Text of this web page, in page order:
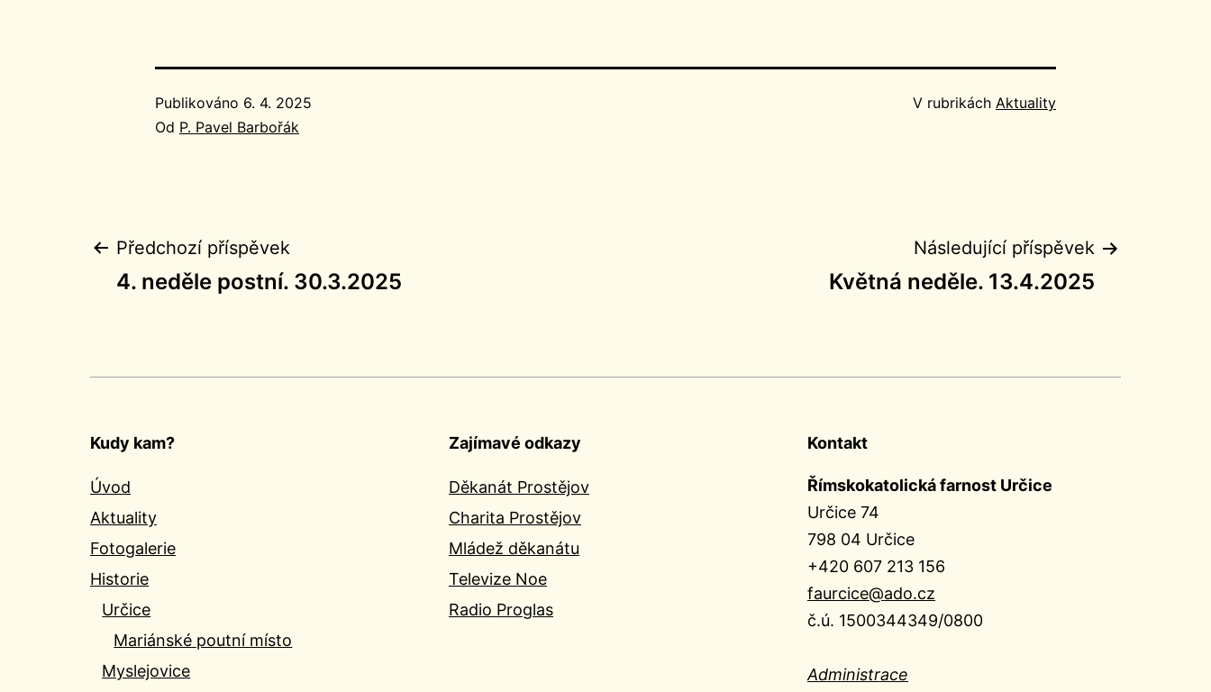
Publikováno 6. 4. 2025
Od P. Pavel Barbořák
V rubrikách Aktuality
Navigace
příspěvek
Předchozí příspěvek
4. neděle postní. 30.3.2025
Následující příspěvek
Květná neděle. 13.4.2025
Kudy kam?
Úvod
Aktuality
Fotogalerie
Historie
Určice
Mariánské poutní místo
Myslejovice
Zajímavé odkazy
Děkanát Prostějov
Charita Prostějov
Mládež děkanátu
Televize Noe
Radio Proglas
Kontakt
Římskokatolická farnost Určice
Určice 74
798 04 Určice
+420 607 213 156
faurcice@ado.cz
č.ú. 1500344349/0800
Administrace